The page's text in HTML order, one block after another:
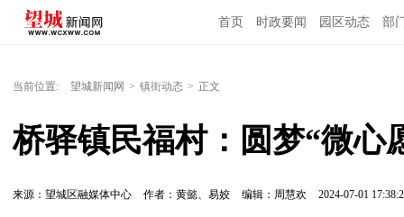
首页 时政要闻 园区动态 部
当前位置: 望城新闻网 > 镇街动态 > 正文
桥驿镇民福村：圆梦“微心
来源：望城区融媒体中心 作者：黄懿、易姣 编辑：周慧欢 2024-07-01